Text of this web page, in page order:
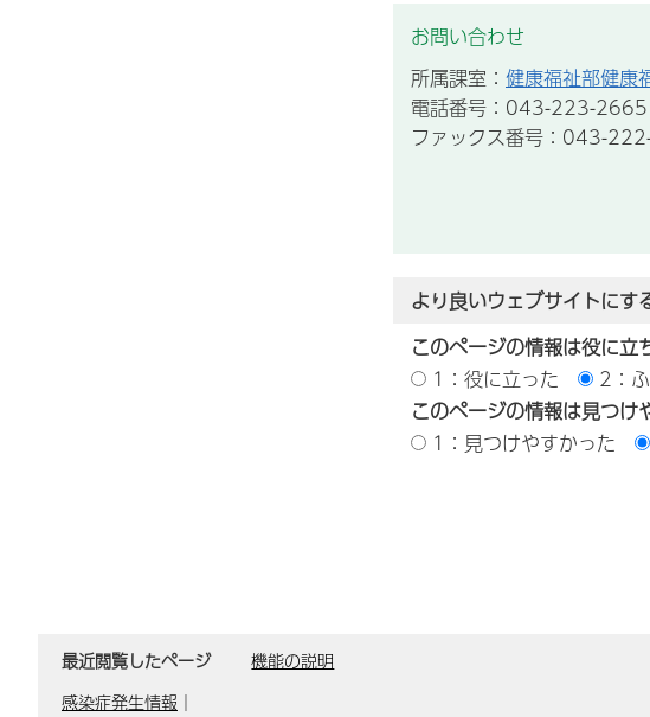
お問い合わせ
所属課室： 健康福祉部健康
電話番号：043-223-2665
ファックス番号：043-
より良いウェブサイトにす
このページの情報は役に立
1：役に立った
2：
このページの情報は見つけ
1：見つけやすかった
最近閲覧したページ
機能の説明
感染症発生情報 ｜